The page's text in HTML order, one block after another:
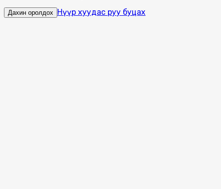
Дахин оролдох Нүүр хуудас руу буцах